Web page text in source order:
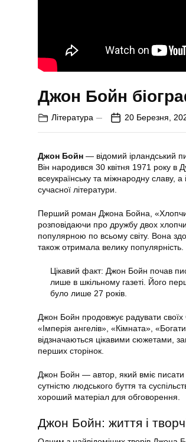
Джон Бойн
Література 20 Березня,
Джон Бойн — відомий ірландський
Він народився 30 квітня 1971 року в
всеукраїнську та міжнародну славу,
сучасної літератури.
Перший роман Джона Бойна,
розповідаючи про дружбу двох
популярною по всьому світу. Вона
також отримала велику популярність.
Цікавий факт: Джон Бойн почав
лише в шкільному газеті. Його
було лише 27 років.
Джон Бойн продовжує радувати
«Імперія ангелів», «Кімната»,
відзначаються цікавими сюжетами,
перших сторінок.
Джон Бойн — автор, який вміє
сутністю людського буття та
хороший матеріал для обговорення.
Джон Бойн: життя і